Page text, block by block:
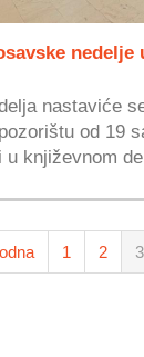
nedelje
nastaviće
od 19
u književnom
1 2 3